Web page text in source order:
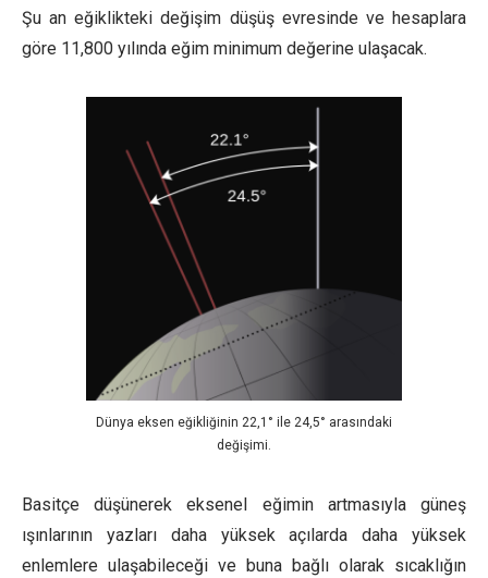
Şu an eğiklikteki değişim düşüş evresinde ve hesaplara
göre 11,800 yılında eğim minimum değerine ulaşacak.
Dünya eksen eğikliğinin 22,1° ile 24,5° arasındaki
değişimi.
Basitçe düşünerek eksenel eğimin artmasıyla güneş
ışınlarının yazları daha yüksek açılarda daha yüksek
enlemlere ulaşabileceği ve buna bağlı olarak sıcaklığın